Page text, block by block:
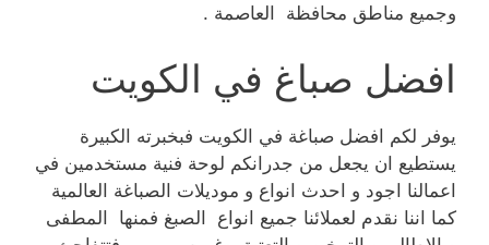
وجميع مناطق محافظة العاصمة .
افضل صباغ في الكويت
يوفر لكم افضل صباغة في الكويت فبخبرته الكبيرة
يستطيع ان يجعل من جدرانكم لوحة فنية مستخدمين في
اعمالنا اجود و احدث انواع و موديلات الصباغة العالمية
كما اننا نقدم لعملائنا جميع انواع الصبغ فمنها المطفى